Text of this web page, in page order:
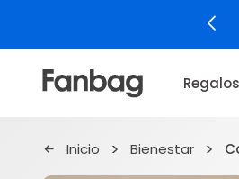
Regalos
Inicio Bienestar